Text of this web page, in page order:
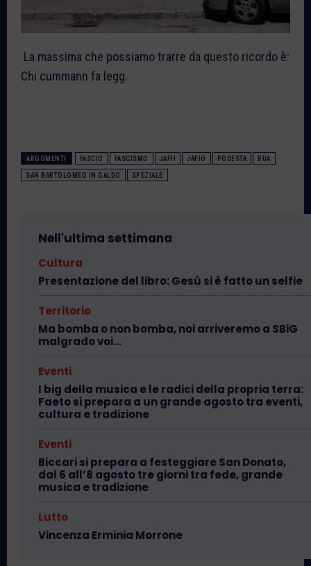
La massima che possiamo trarre da questo ricordo è:
Chi cummann fa legg.
ARGOMENTI FASCIO FASCISMO JAFII JAFIO PODESTA RUA
SAN BARTOLOMEO IN GALDO SPEZIALE
Nell'ultima settimana
Cultura
Presentazione del libro: Gesù si è fatto un selfie
Territorio
Ma bomba o non bomba, noi arriveremo a SBiG
malgrado voi…
Eventi
I big della musica e le radici della propria terra:
Faeto si prepara a un grande agosto tra eventi,
cultura e tradizione
Eventi
Biccari si prepara a festeggiare San Donato,
dal 6 all’8 agosto tre giorni tra fede, grande
musica e tradizione
Lutto
Vincenza Erminia Morrone